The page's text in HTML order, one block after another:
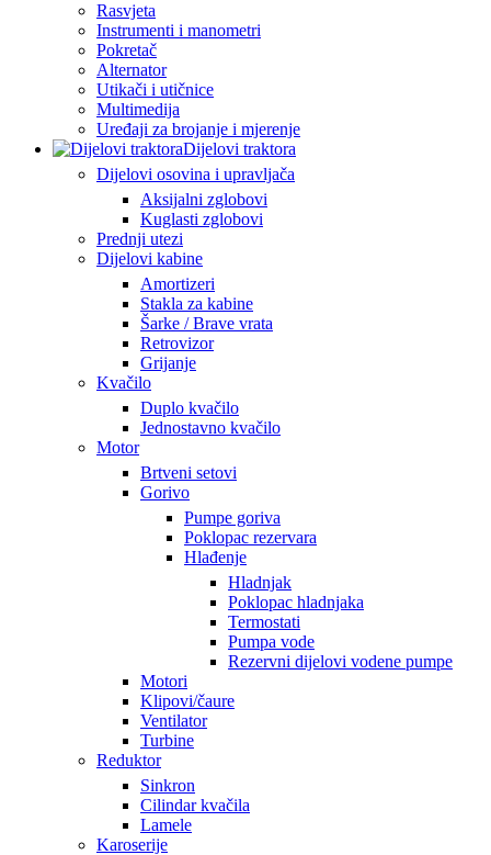
Rasvjeta
Instrumenti i manometri
Pokretač
Alternator
Utikači i utičnice
Multimedija
Uređaji za brojanje i mjerenje
Dijelovi traktora
Dijelovi osovina i upravljača
Aksijalni zglobovi
Kuglasti zglobovi
Prednji utezi
Dijelovi kabine
Amortizeri
Stakla za kabine
Šarke / Brave vrata
Retrovizor
Grijanje
Kvačilo
Duplo kvačilo
Jednostavno kvačilo
Motor
Brtveni setovi
Gorivo
Pumpe goriva
Poklopac rezervara
Hlađenje
Hladnjak
Poklopac hladnjaka
Termostati
Pumpa vode
Rezervni dijelovi vodene pumpe
Motori
Klipovi/čaure
Ventilator
Turbine
Reduktor
Sinkron
Cilindar kvačila
Lamele
Karoserije